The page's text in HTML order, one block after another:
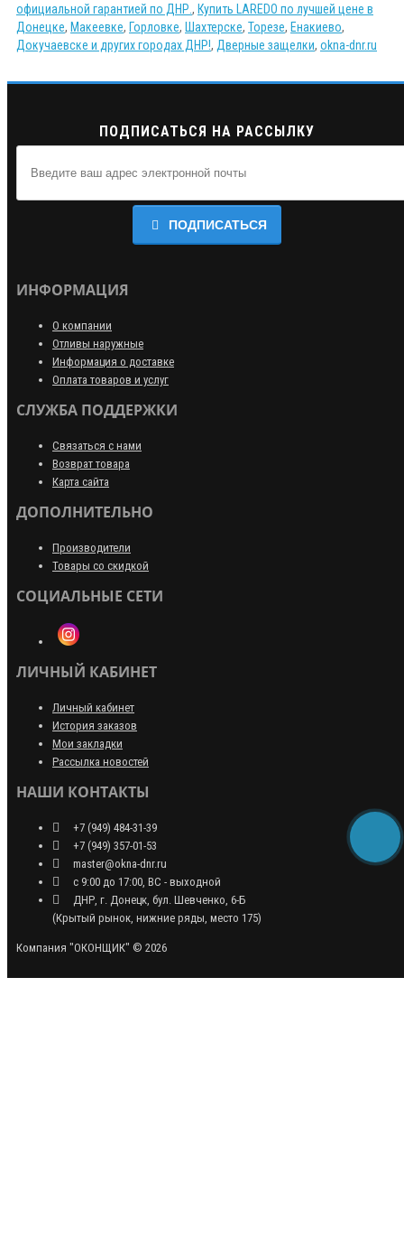
официальной гарантией по ДНР. , Купить LAREDO по лучшей цене в
Донецке, Макеевке, Горловке, Шахтерске, Торезе, Енакиево,
Докучаевске и других городах ДНР!, Дверные защелки, okna-dnr.ru
ПОДПИСАТЬСЯ НА РАССЫЛКУ
ПОДПИСАТЬСЯ
ИНФОРМАЦИЯ
О компании
Отливы наружные
Информация о доставке
Оплата товаров и услуг
СЛУЖБА ПОДДЕРЖКИ
Связаться с нами
Возврат товара
Карта сайта
ДОПОЛНИТЕЛЬНО
Производители
Товары со скидкой
СОЦИАЛЬНЫЕ СЕТИ
ЛИЧНЫЙ КАБИНЕТ
Личный кабинет
История заказов
Мои закладки
Рассылка новостей
НАШИ КОНТАКТЫ
+7 (949) 484-31-39
+7 (949) 357-01-53
master@okna-dnr.ru
с 9:00 до 17:00, ВС - выходной
ДНР, г. Донецк, бул. Шевченко, 6-Б
(Крытый рынок, нижние ряды, место 175)
Компания "ОКОНЩИК" © 2026